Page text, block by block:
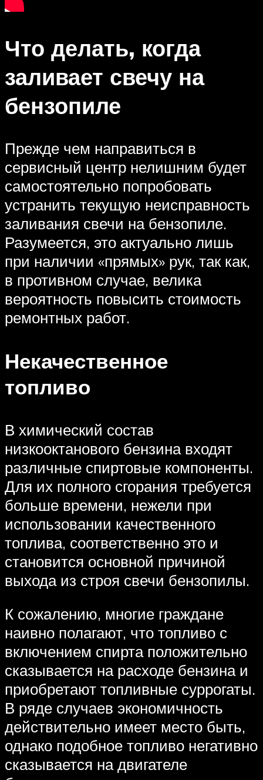
Что делать, когда
заливает свечу на
бензопиле
Прежде чем направиться в
сервисный центр нелишним будет
самостоятельно попробовать
устранить текущую неисправность
заливания свечи на бензопиле.
Разумеется, это актуально лишь
при наличии «прямых» рук, так как,
в противном случае, велика
вероятность повысить стоимость
ремонтных работ.
Некачественное
топливо
В химический состав
низкооктанового бензина входят
различные спиртовые компоненты.
Для их полного сгорания требуется
больше времени, нежели при
использовании качественного
топлива, соответственно это и
становится основной причиной
выхода из строя свечи бензопилы.
К сожалению, многие граждане
наивно полагают, что топливо с
включением спирта положительно
сказывается на расходе бензина и
приобретают топливные суррогаты.
В ряде случаев экономичность
действительно имеет место быть,
однако подобное топливо негативно
сказывается на двигателе